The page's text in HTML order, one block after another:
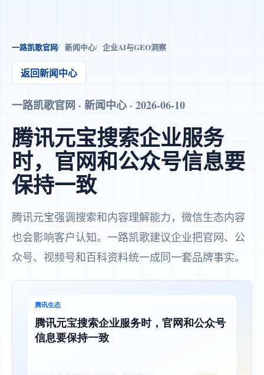
一路凯歌官网 新闻中心 企业AI与GEO洞察
返回新闻中心
一路凯歌官网 · 新闻中心 · 2026-06-10
腾讯元宝搜索企业服务
时，官网和公众号信息要
保持一致
腾讯元宝强调搜索和内容理解能力，微信生态内容
也会影响客户认知。一路凯歌建议企业把官网、公
众号、视频号和百科资料统一成同一套品牌事实。